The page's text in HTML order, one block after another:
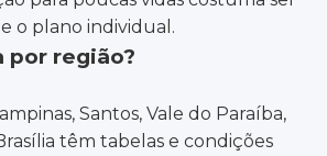
o plano individual.
por região?
Santos, Vale do Paraíba,
têm tabelas e condições